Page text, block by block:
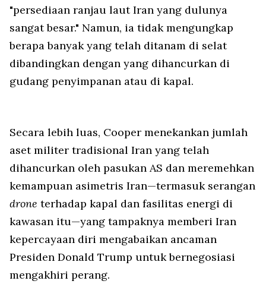
"persediaan ranjau laut Iran yang dulunya
sangat besar." Namun, ia tidak mengungkap
berapa banyak yang telah ditanam di selat
dibandingkan dengan yang dihancurkan di
gudang penyimpanan atau di kapal.
Secara lebih luas, Cooper menekankan jumlah
aset militer tradisional Iran yang telah
dihancurkan oleh pasukan AS dan meremehkan
kemampuan asimetris Iran—termasuk serangan
drone terhadap kapal dan fasilitas energi di
kawasan itu—yang tampaknya memberi Iran
kepercayaan diri mengabaikan ancaman
Presiden Donald Trump untuk bernegosiasi
mengakhiri perang.